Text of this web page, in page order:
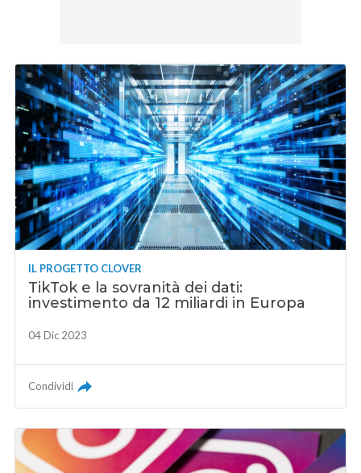
IL PROGETTO CLOVER
TikTok e la sovranità dei dati:
investimento da 12 miliardi in Europa
04 Dic 2023
Condividi